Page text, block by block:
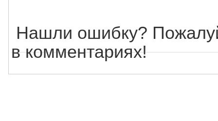
Нашли ошибку?
в комментариях!